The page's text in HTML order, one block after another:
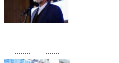
۰۴ آذر ۱۴۰۴